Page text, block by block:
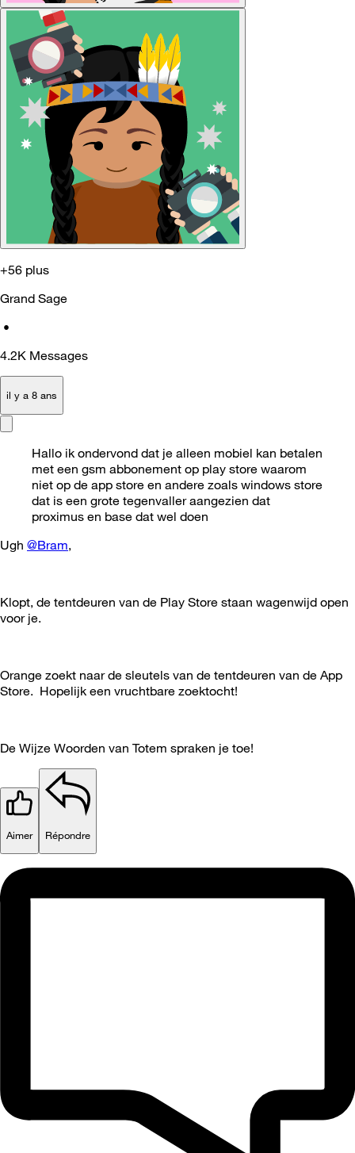
+56 plus
Grand Sage
•
4.2K Messages
il y a 8 ans
Hallo ik ondervond dat je alleen mobiel kan betalen
met een gsm abbonement op play store waarom
niet op de app store en andere zoals windows store
dat is een grote tegenvaller aangezien dat
proximus en base dat wel doen
Ugh @Bram,
Klopt, de tentdeuren van de Play Store staan wagenwijd open
voor je.
Orange zoekt naar de sleutels van de tentdeuren van de App
Store. Hopelijk een vruchtbare zoektocht!
De Wijze Woorden van Totem spraken je toe!
Aimer Répondre